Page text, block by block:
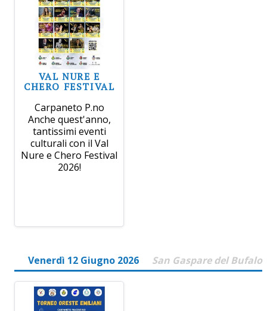
VAL NURE E
CHERO FESTIVAL
Carpaneto P.no
Anche quest'anno,
tantissimi eventi
culturali con il Val
Nure e Chero Festival
2026!
Venerdì 12 Giugno 2026 San Gaspare del Bufalo